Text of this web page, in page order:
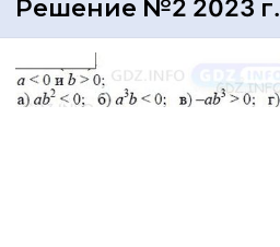
Решение №2 2023 г.